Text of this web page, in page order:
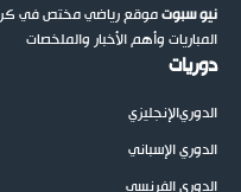
نيو سبوتموقع رياضي مختص في كرة
المباريات وأهم الأخبار والملخصات
دوريات
الدوريالإنجليزي
الدوري الإسباني